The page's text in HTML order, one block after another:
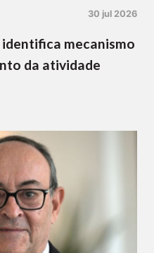
30 jul 2026
mecanismo
da atividade